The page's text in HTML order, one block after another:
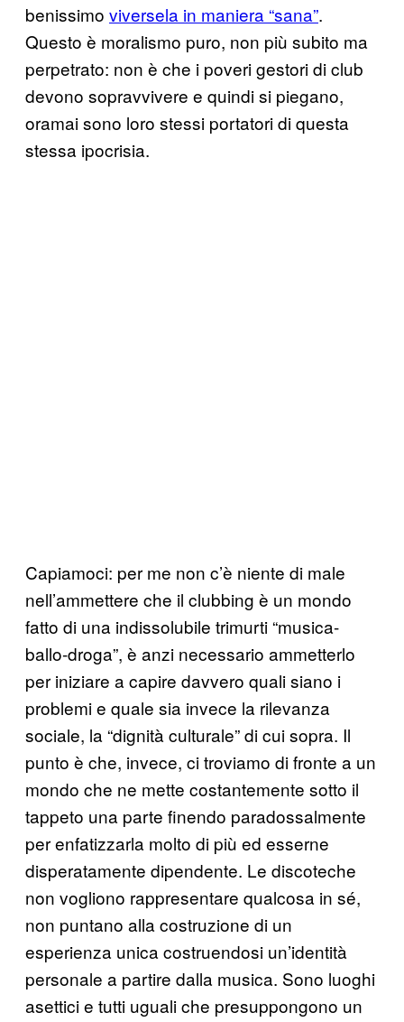
benissimo viversela in maniera “sana”.
Questo è moralismo puro, non più subito ma
perpetrato: non è che i poveri gestori di club
devono sopravvivere e quindi si piegano,
oramai sono loro stessi portatori di questa
stessa ipocrisia.
Capiamoci: per me non c’è niente di male
nell’ammettere che il clubbing è un mondo
fatto di una indissolubile trimurti “musica-
ballo-droga”, è anzi necessario ammetterlo
per iniziare a capire davvero quali siano i
problemi e quale sia invece la rilevanza
sociale, la “dignità culturale” di cui sopra. Il
punto è che, invece, ci troviamo di fronte a un
mondo che ne mette costantemente sotto il
tappeto una parte finendo paradossalmente
per enfatizzarla molto di più ed esserne
disperatamente dipendente. Le discoteche
non vogliono rappresentare qualcosa in sé,
non puntano alla costruzione di un
esperienza unica costruendosi un’identità
personale a partire dalla musica. Sono luoghi
asettici e tutti uguali che presuppongono un